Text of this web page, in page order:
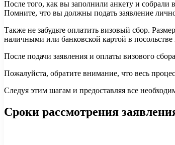
После того, как вы заполнили анкету и
Помните, что вы должны подать заявление
Также не забудьте оплатить визовый сбор.
наличными или банковской картой в посольстве
После подачи заявления и оплаты визового
Пожалуйста, обратите внимание, что весь
Следуя этим шагам и предоставляя все
Сроки рассмотрения